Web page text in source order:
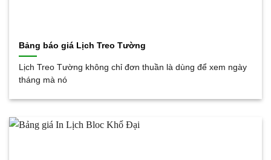
Bảng báo giá Lịch Treo Tường
Lịch Treo Tường không chỉ đơn thuần là dùng để xem ngày
tháng mà nó